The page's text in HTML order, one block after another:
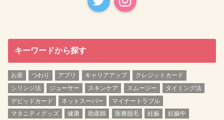
キーワードから探す
お産 つわり アプリ キャリアアップ
クレジットカード
シリンジ法
ジューサー スキンケア スムージー
タイミング法
デビッドカード
ネットスーパー
マイナートラブル
マタニティグッズ
健康 助産師 医療脱毛 妊娠
妊娠中